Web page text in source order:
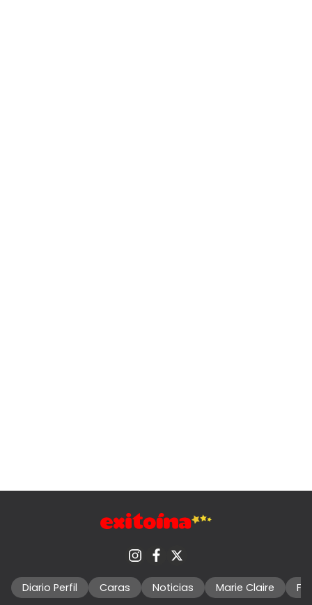
Diario Perfil Caras Noticias Marie Claire